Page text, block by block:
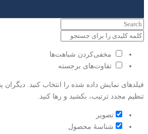
مخفی‌کردن شباهت‌ها
تفاوت‌های برجسته
فیلدهای نمایش داده شده را انتخاب کنید. دیگران
تنظیم مجدد ترتیب، بکشید و رها کنید.
تصویر
شناسۀ محصول